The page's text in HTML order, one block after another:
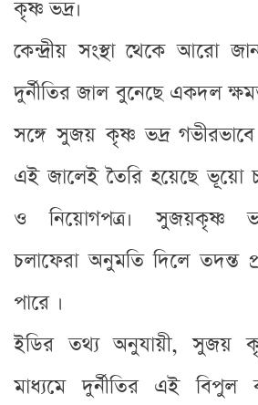
কৃষ্ণ ভদ্র।
কেন্দ্রীয় সংস্থা থেকে আরো
দুর্নীতির জাল বুনেছে একদল
সঙ্গে সুজয় কৃষ্ণ ভদ্র
এই জালেই তৈরি হয়েছে ভূয়ো
ও নিয়োগপত্র। সুজয়কৃষ্ণ
চলাফেরা অনুমতি দিলে তদন্ত
পারে ।
ইডির তথ্য অনুযায়ী, সুজয়
মাধ্যমে দুর্নীতির এই বিপুল